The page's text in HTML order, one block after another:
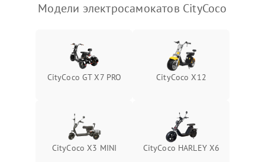
Модели электросамокатов CityCoco
CityCoco GT X7 PRO CityCoco X12
CityCoco X3 MINI CityCoco HARLEY X6